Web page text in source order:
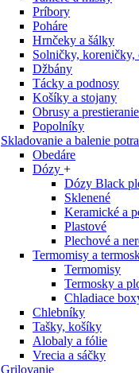
Príbory
Poháre
Hrnčeky a šálky
Solničky,
Džbány
Tácky a podnosy
Košíky a stojany
Obrusy a prestieranie
Popolníky
Skladovanie a balenie
Obedáre
Dózy +
Dózy Black
Sklenené
Keramické a
Plastové
Plechové a
Termomisy a
Termomisy
Termosky a
Chladiace
Chlebníky
Tašky, košíky
Alobaly a fólie
Vrecia a sáčky
Grilovanie